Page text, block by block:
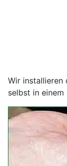
Wir installieren
selbst in